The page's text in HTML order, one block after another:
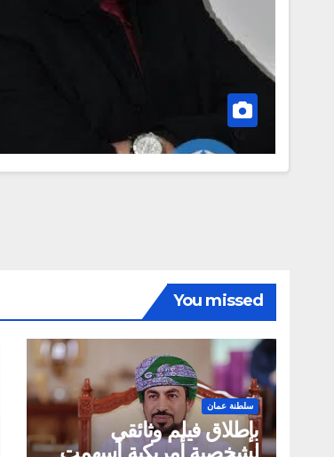
You missed
سلطنة عمان
بإطلاق فيلم وثائقي